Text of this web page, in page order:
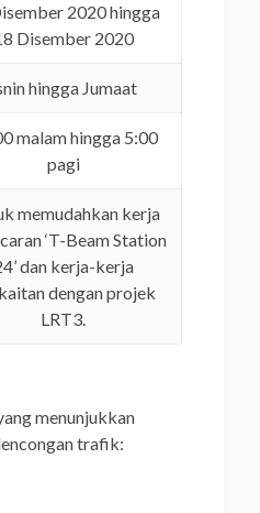
2020 hingga
Disember 2020
hingga Jumaat
malam hingga 5:00
pagi
memudahkan kerja
‘T-Beam Station
dan kerja-kerja
dengan projek
LRT3.
menunjukkan
trafik: